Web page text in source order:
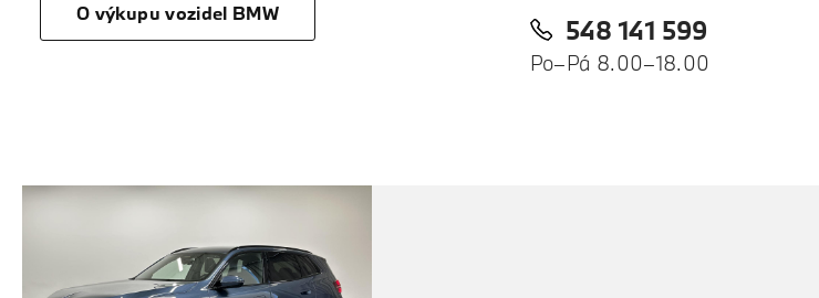
O výkupu vozidel BMW
548 141 599
Po–Pá 8.00–18.00